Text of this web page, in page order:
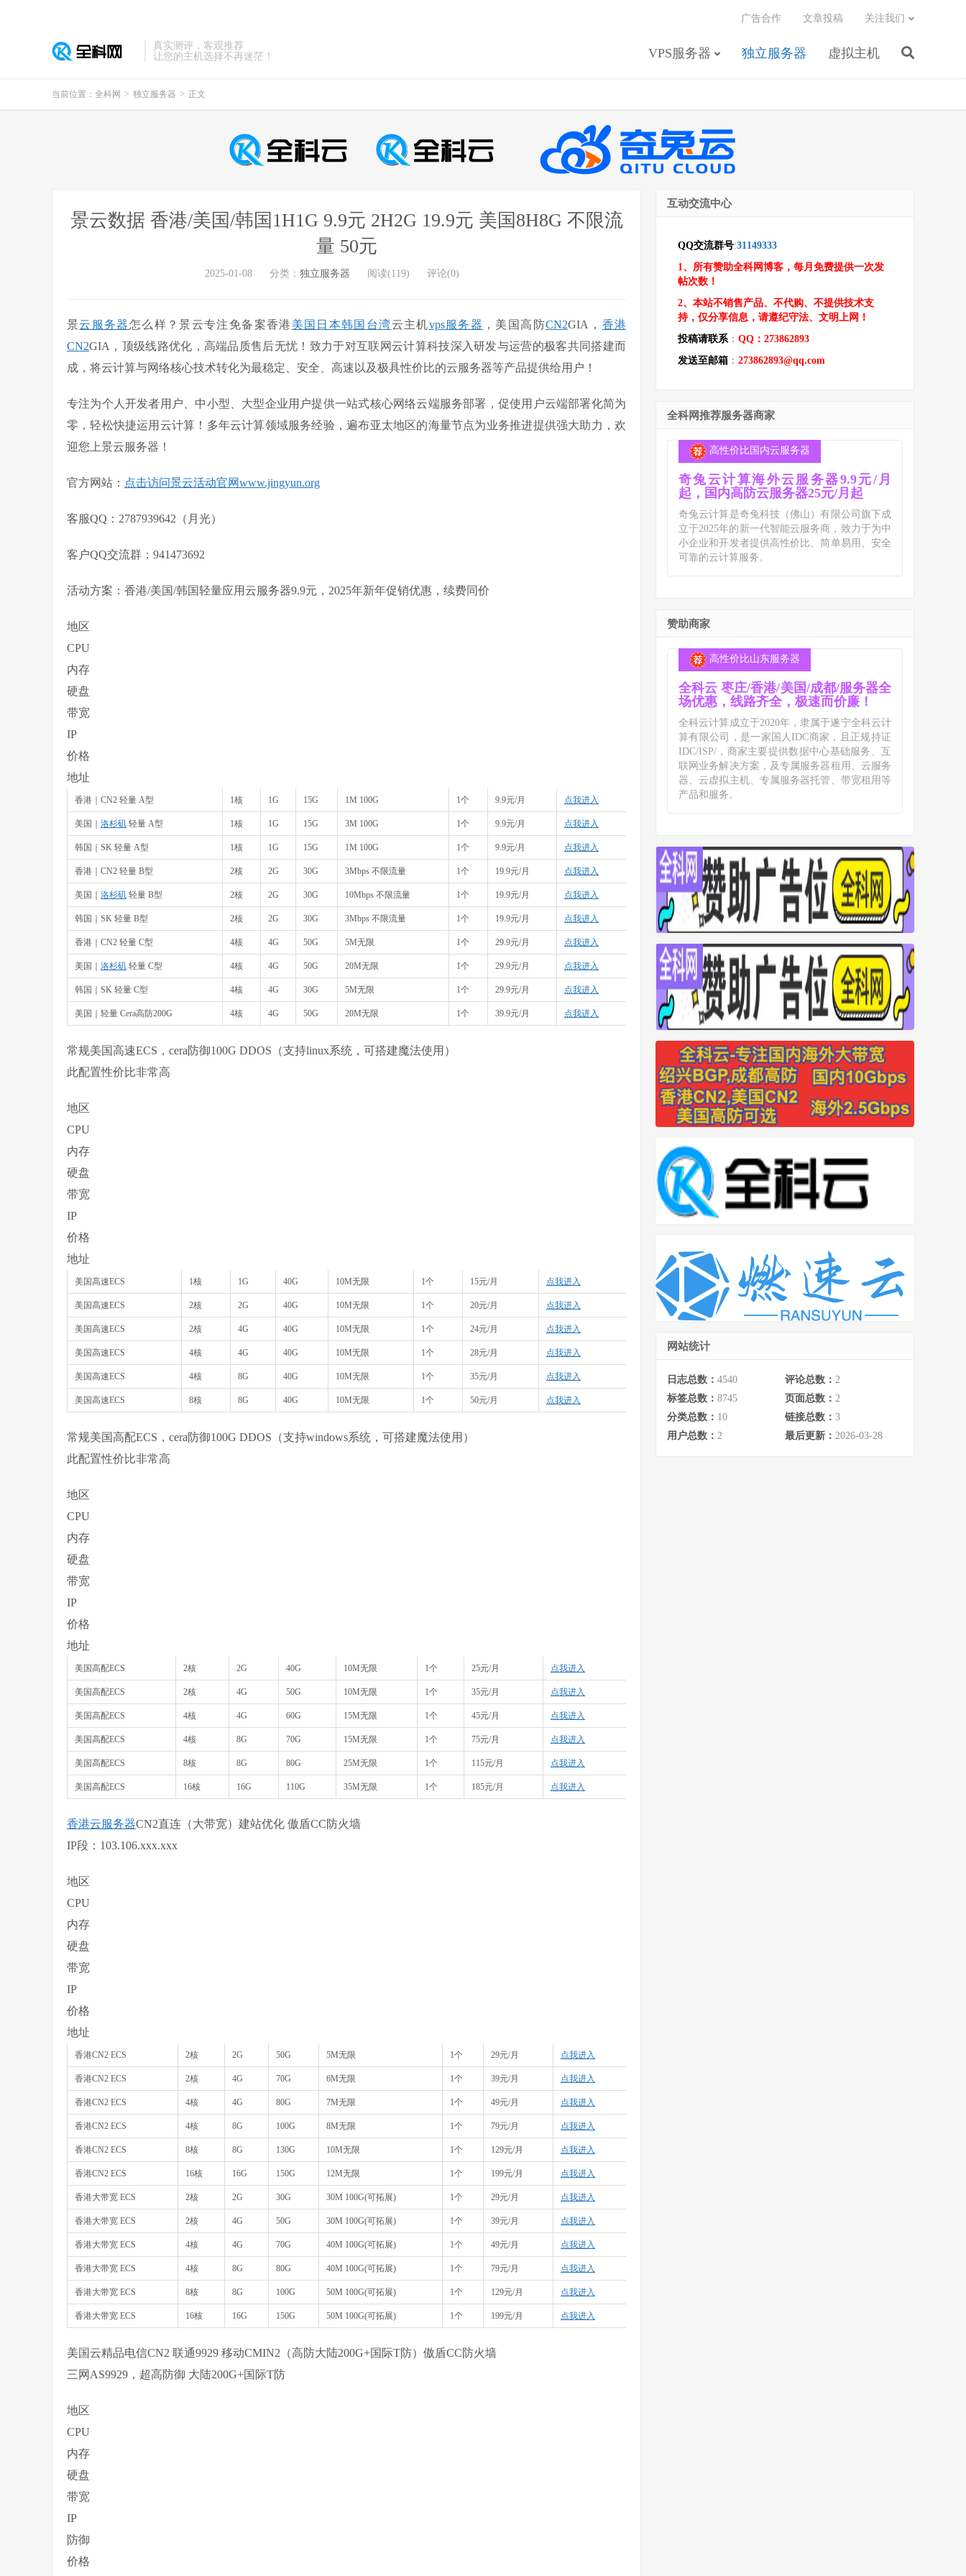
真实测评，客观推荐
让您的主机选择不再迷茫！
VPS服务器 独立服务器 虚拟主机
广告合作 文章投稿 关注我们
当前位置： 全科网 > 独立服务器 > 正文
景云数据 香港/美国/韩国1H1G 9.9元 2H2G 19.9元 美国8H8G 不限流
量 50元
2025-01-08 分类： 独立服务器 阅读(119) 评论(0)
景云服务器怎么样？景云专注免备案香港 美国 日本韩国 台湾云主机vps服务器 ，美国高防CN2GIA， 香港
CN2GIA，顶级线路优化，高端品质售后无忧！致力于对互联网云计算科技深入研发与运营的极客共同搭建而
成，将云计算与网络核心技术转化为最稳定、安全、高速以及极具性价比的云服务器等产品提供给用户！
专注为个人开发者用户、中小型、大型企业用户提供一站式核心网络云端服务部署，促使用户云端部署化简为
零，轻松快捷运用云计算！多年云计算领域服务经验，遍布亚太地区的海量节点为业务推进提供强大助力，欢
迎您上景云服务器！
官方网站： 点击访问景云活动官网www.jingyun.org
客服QQ：2787939642（月光）
客户QQ交流群：941473692
活动方案：香港/美国/韩国轻量应用云服务器9.9元，2025年新年促销优惠，续费同价
地区
CPU
内存
硬盘
带宽
IP
价格
地址
香港｜CN2 轻量 A型 1核 1G 15G 1M 100G 1个 9.9元/月 点我进入
美国｜ 洛杉矶 轻量 A型 1核 1G 15G 3M 100G 1个 9.9元/月 点我进入
韩国｜SK 轻量 A型 1核 1G 15G 1M 100G 1个 9.9元/月 点我进入
香港｜CN2 轻量 B型 2核 2G 30G 3Mbps 不限流量 1个 19.9元/月 点我进入
美国｜ 洛杉矶 轻量 B型 2核 2G 30G 10Mbps 不限流量 1个 19.9元/月 点我进入
韩国｜SK 轻量 B型 2核 2G 30G 3Mbps 不限流量 1个 19.9元/月 点我进入
香港｜CN2 轻量 C型 4核 4G 50G 5M无限 1个 29.9元/月 点我进入
美国｜ 洛杉矶 轻量 C型 4核 4G 50G 20M无限 1个 29.9元/月 点我进入
韩国｜SK 轻量 C型 4核 4G 30G 5M无限 1个 29.9元/月 点我进入
美国｜轻量 Cera高防200G 4核 4G 50G 20M无限 1个 39.9元/月 点我进入
常规美国高速ECS，cera防御100G DDOS（支持linux系统，可搭建魔法使用）
此配置性价比非常高
地区
CPU
内存
硬盘
带宽
IP
价格
地址
美国高速ECS 1核 1G 40G 10M无限 1个 15元/月 点我进入
美国高速ECS 2核 2G 40G 10M无限 1个 20元/月 点我进入
美国高速ECS 2核 4G 40G 10M无限 1个 24元/月 点我进入
美国高速ECS 4核 4G 40G 10M无限 1个 28元/月 点我进入
美国高速ECS 4核 8G 40G 10M无限 1个 35元/月 点我进入
美国高速ECS 8核 8G 40G 10M无限 1个 50元/月 点我进入
常规美国高配ECS，cera防御100G DDOS（支持windows系统，可搭建魔法使用）
此配置性价比非常高
地区
CPU
内存
硬盘
带宽
IP
价格
地址
美国高配ECS 2核 2G 40G 10M无限 1个 25元/月 点我进入
美国高配ECS 2核 4G 50G 10M无限 1个 35元/月 点我进入
美国高配ECS 4核 4G 60G 15M无限 1个 45元/月 点我进入
美国高配ECS 4核 8G 70G 15M无限 1个 75元/月 点我进入
美国高配ECS 8核 8G 80G 25M无限 1个 115元/月 点我进入
美国高配ECS 16核 16G 110G 35M无限 1个 185元/月 点我进入
香港云服务器CN2直连（大带宽）建站优化 傲盾CC防火墙
IP段：103.106.xxx.xxx
地区
CPU
内存
硬盘
带宽
IP
价格
地址
香港CN2 ECS 2核 2G 50G 5M无限 1个 29元/月 点我进入
香港CN2 ECS 2核 4G 70G 6M无限 1个 39元/月 点我进入
香港CN2 ECS 4核 4G 80G 7M无限 1个 49元/月 点我进入
香港CN2 ECS 4核 8G 100G 8M无限 1个 79元/月 点我进入
香港CN2 ECS 8核 8G 130G 10M无限 1个 129元/月 点我进入
香港CN2 ECS 16核 16G 150G 12M无限 1个 199元/月 点我进入
香港大带宽 ECS 2核 2G 30G 30M 100G(可拓展) 1个 29元/月 点我进入
香港大带宽 ECS 2核 4G 50G 30M 100G(可拓展) 1个 39元/月 点我进入
香港大带宽 ECS 4核 4G 70G 40M 100G(可拓展) 1个 49元/月 点我进入
香港大带宽 ECS 4核 8G 80G 40M 100G(可拓展) 1个 79元/月 点我进入
香港大带宽 ECS 8核 8G 100G 50M 100G(可拓展) 1个 129元/月 点我进入
香港大带宽 ECS 16核 16G 150G 50M 100G(可拓展) 1个 199元/月 点我进入
美国云精品电信CN2 联通9929 移动CMIN2（高防大陆200G+国际T防）傲盾CC防火墙
三网AS9929，超高防御 大陆200G+国际T防
地区
CPU
内存
硬盘
带宽
IP
防御
价格
互动交流中心
QQ交流群号:31149333
1、所有赞助全科网博客，每月免费提供一次发
帖次数！
2、本站不销售产品、不代购、不提供技术支
持，仅分享信息，请遵纪守法、文明上网！
投稿请联系： QQ：273862893
发送至邮箱 ： 273862893@qq.com
全科网推荐服务器商家
高性价比国内云服务器
奇兔云计算海外云服务器9.9元/月
起，国内高防云服务器25元/月起
奇兔云计算是奇兔科技（佛山）有限公司旗下成
立于2025年的新一代智能云服务商，致力于为中
小企业和开发者提供高性价比、简单易用、安全
可靠的云计算服务。
赞助商家
高性价比山东服务器
全科云 枣庄/香港/美国/成都/服务器全
场优惠，线路齐全，极速而价廉！
全科云计算成立于2020年，隶属于遂宁全科云计
算有限公司，是一家国人IDC商家，且正规持证
IDC/ISP/，商家主要提供数据中心基础服务、互
联网业务解决方案，及专属服务器租用、云服务
器、云虚拟主机、专属服务器托管、带宽租用等
产品和服务。
网站统计
日志总数： 4540 评论总数： 2
标签总数： 8745 页面总数： 2
分类总数： 10 链接总数： 3
用户总数： 2 最后更新： 2026-03-28